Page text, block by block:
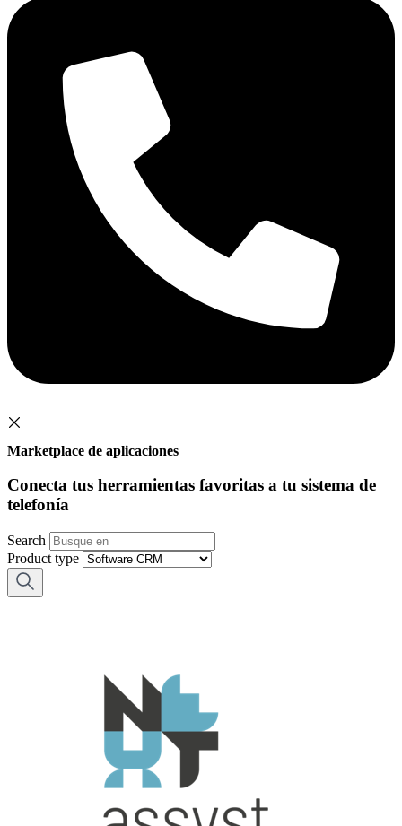
Marketplace de aplicaciones
Conecta tus herramientas favoritas a tu sistema de
telefonía
Search
Product type